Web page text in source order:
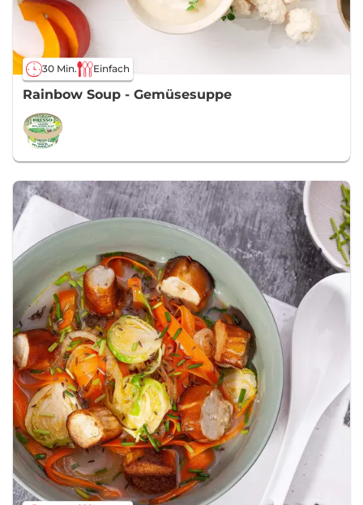
30 Min. Einfach
Rainbow Soup - Gemüsesuppe